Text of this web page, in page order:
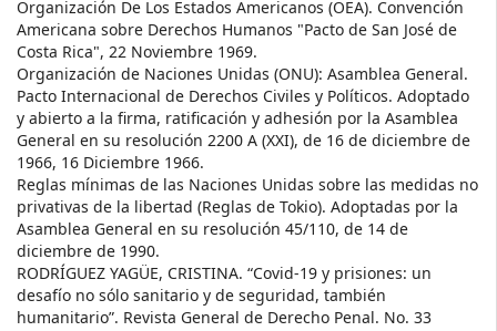
Organización De Los Estados Americanos (OEA). Convención
Americana sobre Derechos Humanos "Pacto de San José de
Costa Rica", 22 Noviembre 1969.
Organización de Naciones Unidas (ONU): Asamblea General.
Pacto Internacional de Derechos Civiles y Políticos. Adoptado
y abierto a la firma, ratificación y adhesión por la Asamblea
General en su resolución 2200 A (XXI), de 16 de diciembre de
1966, 16 Diciembre 1966.
Reglas mínimas de las Naciones Unidas sobre las medidas no
privativas de la libertad (Reglas de Tokio). Adoptadas por la
Asamblea General en su resolución 45/110, de 14 de
diciembre de 1990.
RODRÍGUEZ YAGÜE, CRISTINA. “Covid-19 y prisiones: un
desafío no sólo sanitario y de seguridad, también
humanitario”. Revista General de Derecho Penal. No. 33